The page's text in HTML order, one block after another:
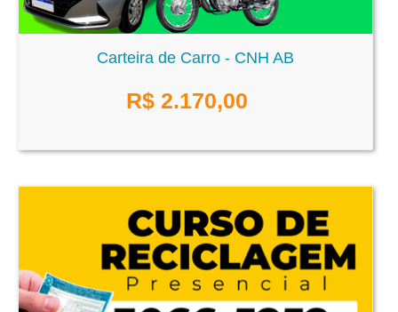
Carteira de Carro - CNH AB
R$ 2.170,00